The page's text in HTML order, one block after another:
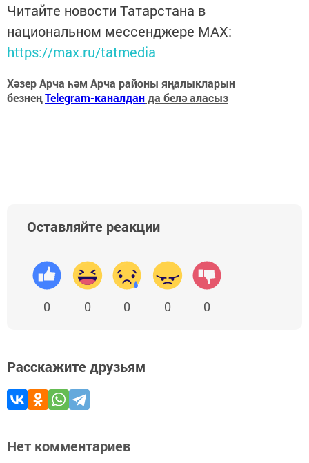
Читайте новости Татарстана в
национальном мессенджере MАХ:
https://max.ru/tatmedia
Хәзер Арча һәм Арча районы яңалыкларын
безнеңTelegram-каналданда белә аласыз
Оставляйте реакции
0 0 0 0 0
Расскажите друзьям
Нет комментариев